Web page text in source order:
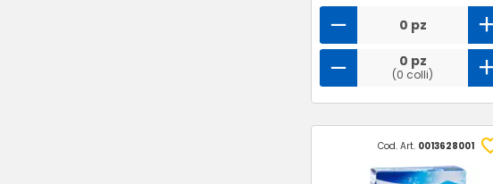
0 pz
0 pz
(0 colli)
Cod. Art. 0013628001